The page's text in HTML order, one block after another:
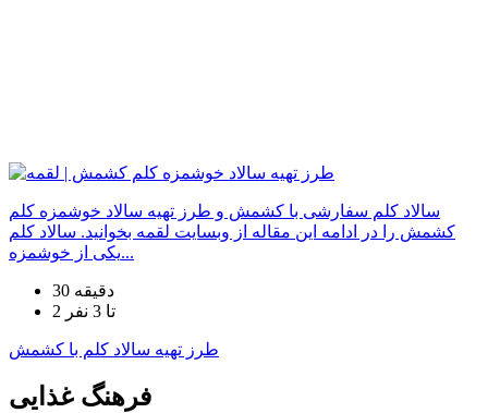
سالاد کلم سفارشی با کشمش و طرز تهیه سالاد خوشمزه کلم
کشمش را در ادامه این مقاله از وبسایت لقمه بخوانید. سالاد کلم
یکی از خوشمزه...
30 دقیقه
2 تا 3 نفر
طرز تهیه سالاد کلم با کشمش
فرهنگ غذایی